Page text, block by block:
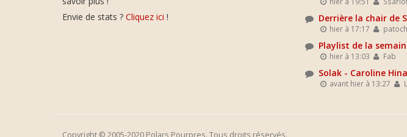
Envie de stats ? Cliquez ici ! Derrière la chair de
hier à 17:17
Playlist de la
hier à 13:03 Fab
Solak - Caroline
avant hier à 13:27
Copyright © 2005-2020 Polars Pourpres. Tous droits réservés.